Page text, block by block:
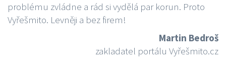
problému zvládne a rád si vydělá par korun. Proto
Vyřešmito. Levněji a bez firem!
Martin Bedroš
zakladatel portálu Vyřešmito.cz